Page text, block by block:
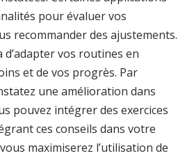
pour évaluer vos
recommander des ajustements.
vos routines en
et de vos progrès. Par
une amélioration dans
pouvez intégrer des exercices
ces conseils dans votre
maximiserez l’utilisation de